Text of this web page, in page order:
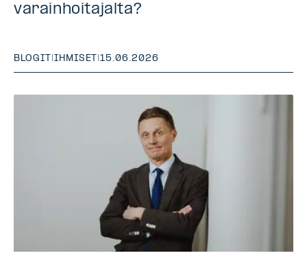
varainhoitajalta?
BLOGIT IHMISET |15.06.2026